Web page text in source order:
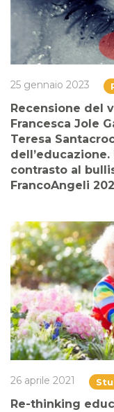
25 gennaio 2023
Recensione del
Francesca Jole
Teresa
contrasto al
FrancoAngeli
26 aprile 2021
Re-thinking